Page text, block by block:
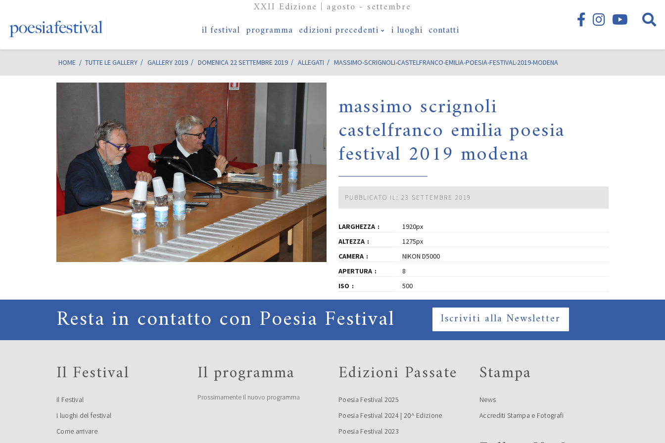
XXII Edizione | agosto - settembre
il festival programma edizioni precedenti i luoghi contatti
HOME / TUTTE LE GALLERY GALLERY 2019 DOMENICA 22 SETTEMBRE 2019 ALLEGATI MASSIMO-SCRIGNOLI-CASTELFRANCO-EMILIA-POESIA-FESTIVAL-2019-MODENA
massimo scrignoli
castelfranco emilia poesia
festival 2019 modena
PUBBLICATO IL: 23 SETTEMBRE 2019
LARGHEZZA
1920px
ALTEZZA
1275px
CAMERA
NIKON D5000
APERTURA
8
ISO
500
Resta in contatto con Poesia Festival Iscriviti alla Newsletter
Il Festival
Il Festival
I luoghi del festival
Come arrivare
Il programma
Prossimamente il nuovo programma
Edizioni Passate
Poesia Festival 2025
Poesia Festival 2024 | 20^ Edizione
Poesia Festival 2023
Stampa
News
Accrediti Stampa e Fotografi